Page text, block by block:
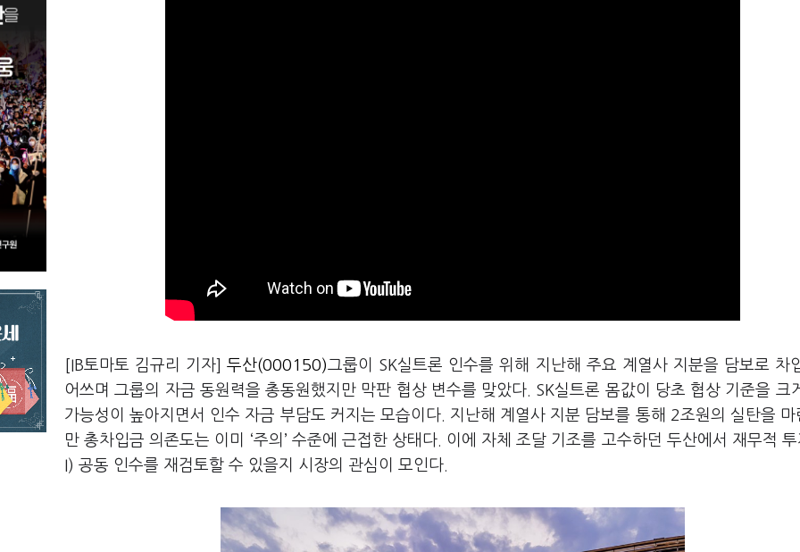
[IB토마토 김규리 기자]두산(000150)그룹이 SK실트론 인수를 위해 지난해 주요 계열사 지분을 담보로 차
어쓰며 그룹의 자금 동원력을 총동원했지만 막판 협상 변수를 맞았다. SK실트론 몸값이 당초 협상 기준을 크
가능성이 높아지면서 인수 자금 부담도 커지는 모습이다. 지난해 계열사 지분 담보를 통해 2조원의 실탄을 마
만 총차입금 의존도는 이미 ‘주의’ 수준에 근접한 상태다. 이에 자체 조달 기조를 고수하던 두산에서 재무적
I) 공동 인수를 재검토할 수 있을지 시장의 관심이 모인다.